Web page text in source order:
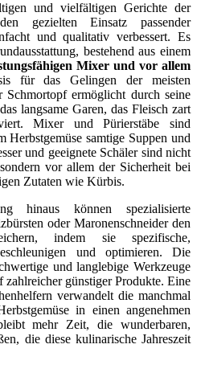
und vielfältigen Gerichte der
gezielten Einsatz passender
und qualitativ verbessert. Es
bestehend aus einem
Mixer und vor allem
für das Gelingen der meisten
Schmortopf ermöglicht durch seine
langsame Garen, das Fleisch zart
Mixer und Pürierstäbe sind
Herbstgemüse samtige Suppen und
und geeignete Schäler sind nicht
vor allem der Sicherheit bei
Zutaten wie Kürbis.
hinaus können spezialisierte
oder Maronenschneider den
indem sie spezifische,
und optimieren. Die
und langlebige Werkzeuge
günstiger Produkte. Eine
verwandelt die manchmal
in einen angenehmen
mehr Zeit, die wunderbaren,
die diese kulinarische Jahreszeit